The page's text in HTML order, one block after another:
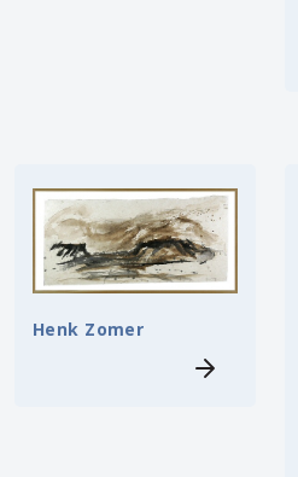
Henk Zomer